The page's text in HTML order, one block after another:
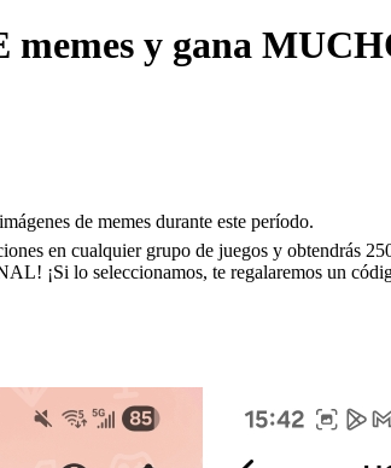
y gana
de memes durante este período.
en cualquier grupo de juegos y obtendrás
¡Si lo seleccionamos, te regalaremos un